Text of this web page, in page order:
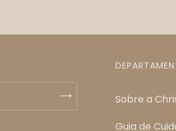
Sobre a
Guia de